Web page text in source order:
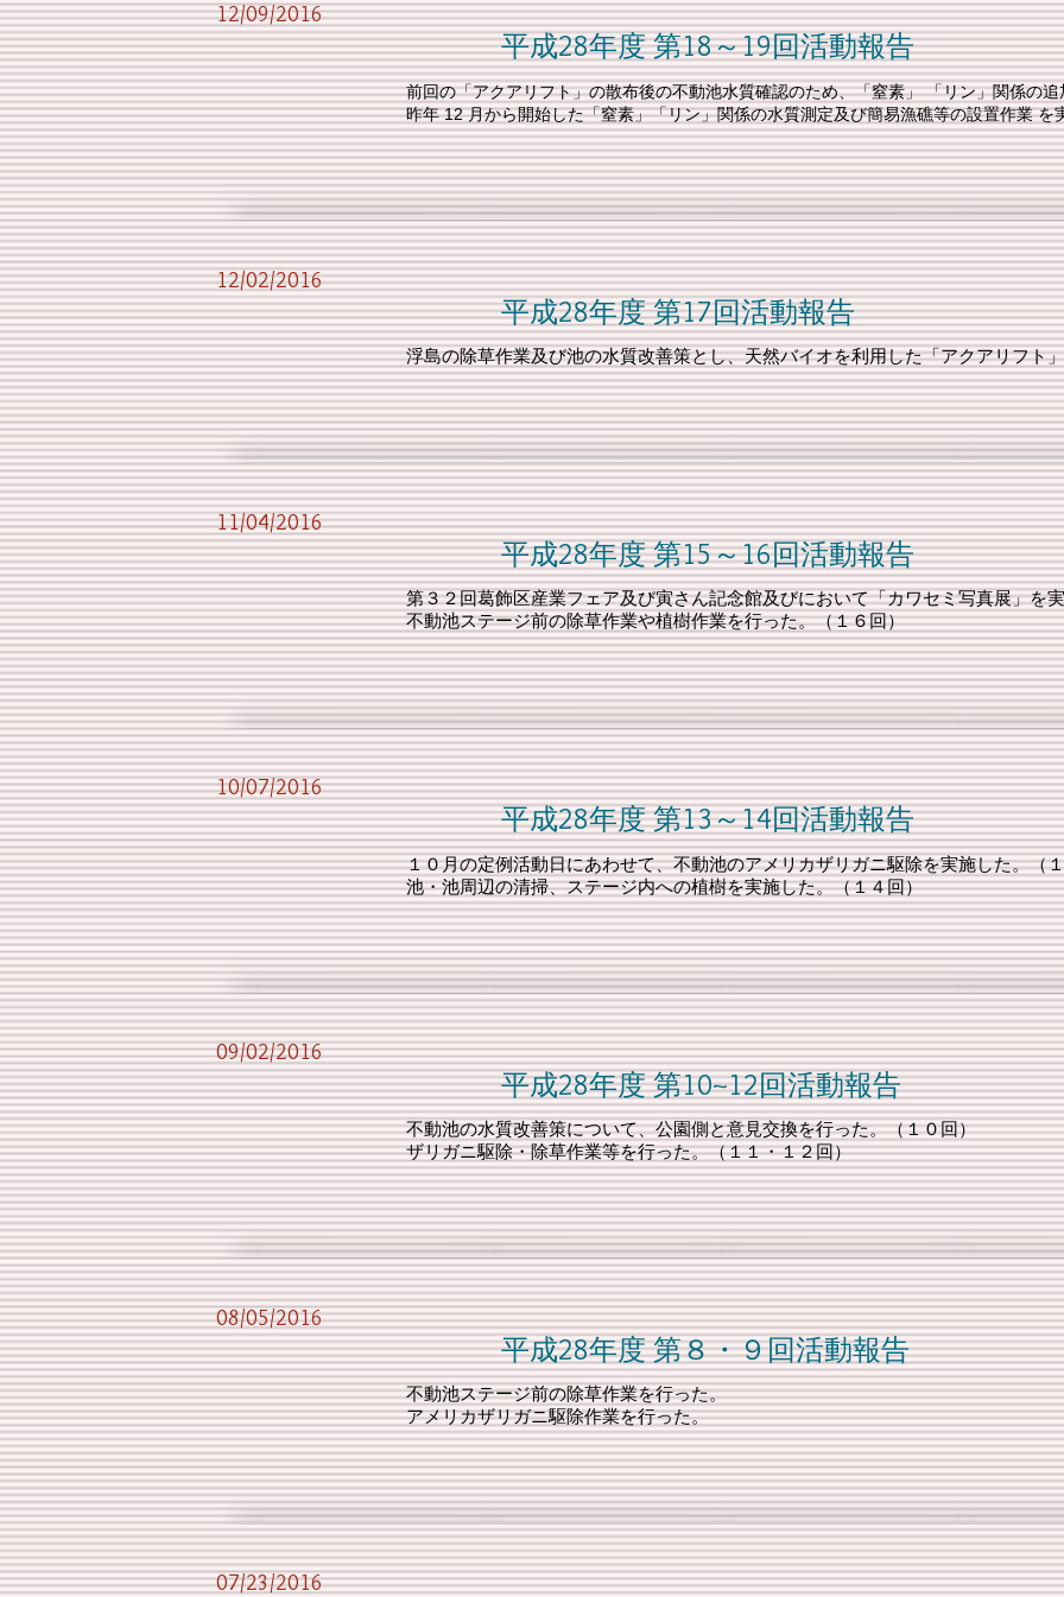
12/09/2016
平成28年度 第18～19回活動報告
前回の「アクアリフト」の散布後の不動池水質確認のため、「窒素」 「リン」関係の
昨年 12 月から開始した「窒素」「リン」関係の水質測定及び簡易漁礁等の設置作業 を
12/02/2016
平成28年度 第17回活動報告
浮島の除草作業及び池の水質改善策とし、天然バイオを利用した「アクアリフト
11/04/2016
平成28年度 第15～16回活動報告
第３２回葛飾区産業フェア及び寅さん記念館及びにおいて「カワセミ写真展」を
不動池ステージ前の除草作業や植樹作業を行った。（１６回）
10/07/2016
平成28年度 第13～14回活動報告
１０月の定例活動日にあわせて、不動池のアメリカザリガニ駆除を実施した。（
池・池周辺の清掃、ステージ内への植樹を実施した。（１４回）
09/02/2016
平成28年度 第10~12回活動報告
不動池の水質改善策について、公園側と意見交換を行った。（１０回）
ザリガニ駆除・除草作業等を行った。（１１・１２回）
08/05/2016
平成28年度 第８・９回活動報告
不動池ステージ前の除草作業を行った。
アメリカザリガニ駆除作業を行った。
07/23/2016